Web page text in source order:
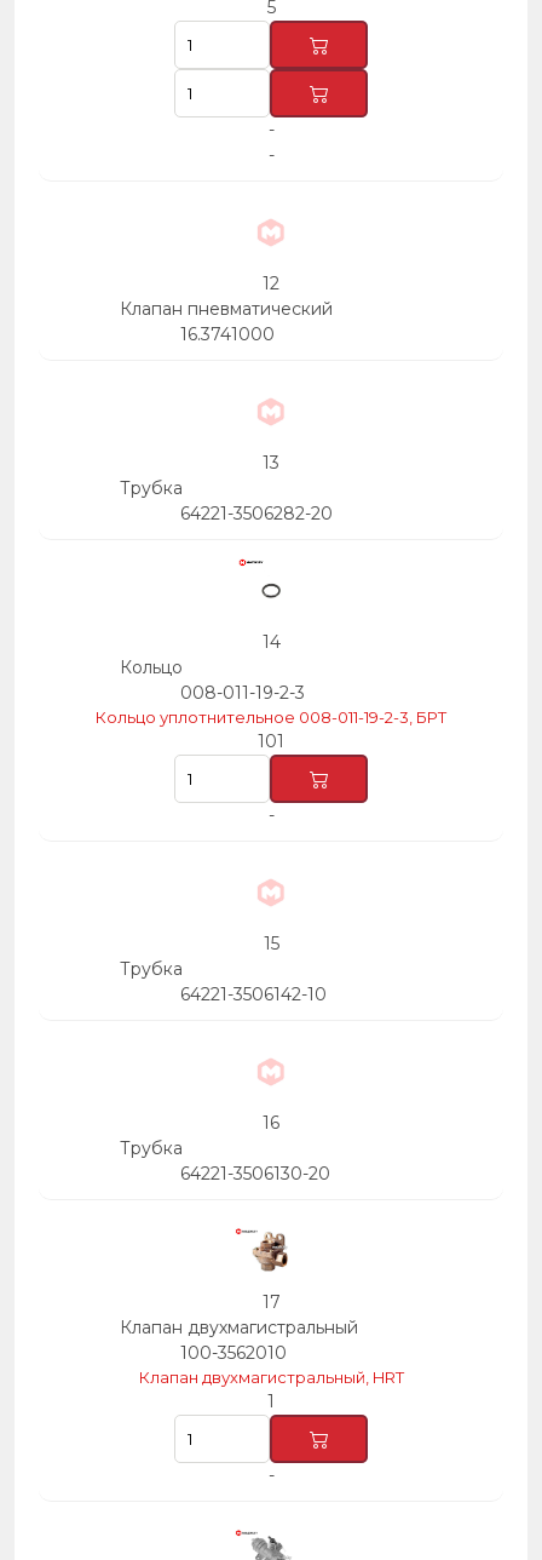
5
-
-
12
Клапан пневматический
16.3741000
13
Трубка
64221-3506282-20
14
Кольцо
008-011-19-2-3
Кольцо уплотнительное 008-011-19-2-3, БРТ
101
-
15
Трубка
64221-3506142-10
16
Трубка
64221-3506130-20
17
Клапан двухмагистральный
100-3562010
Клапан двухмагистральный, HRT
1
-